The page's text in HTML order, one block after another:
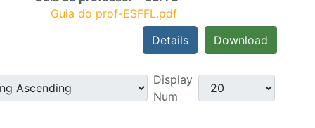
Guia do prof-ESFFL.pdf
Download
Details
Display
Num